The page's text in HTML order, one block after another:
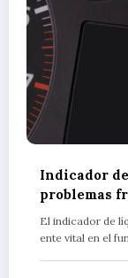
Indicador
problemas
extremas
El indicador de
ente vital en el